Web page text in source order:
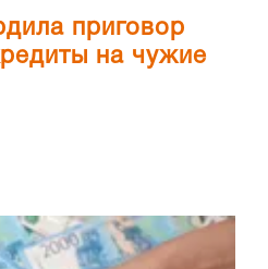
приговор
на чужие